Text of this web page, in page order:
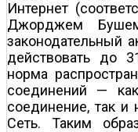
Интернет
Джорджем
законодательный
действовать до
норма
соединений —
соединение, так и
Сеть. Таким